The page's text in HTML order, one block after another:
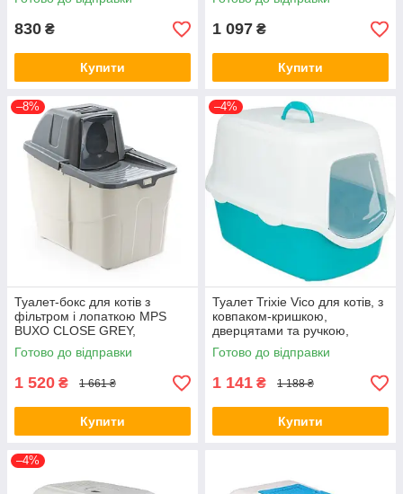
830 ₴
Купити
1 097 ₴
Купити
–8%
Туалет-бокс для котів з
фільтром і лопаткою MPS
BUXO CLOSE GREY,
58x39x56h см (*)
Готово до відправки
1 520 ₴ 1 661 ₴
Купити
–4%
Туалет Trixie Vico для котів, з
ковпаком-кришкою,
дверцятами та ручкою,
бірюзовий 40х40х56 см (*)
Готово до відправки
1 141 ₴ 1 188 ₴
Купити
–4%